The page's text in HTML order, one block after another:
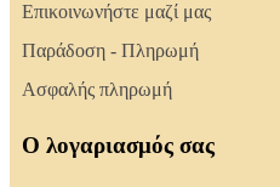
Επικοινωνήστε μαζί μας
Παράδοση - Πληρωμή
Ασφαλής πληρωμή
Ο λογαριασμός σας